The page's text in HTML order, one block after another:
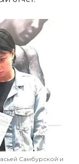
Самбурской и